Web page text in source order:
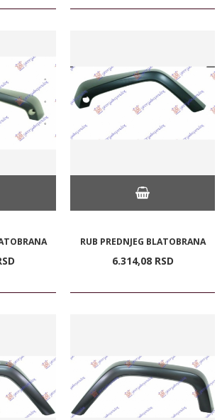
RUB PREDNJEG BLATOBRANA
6.314,08 RSD